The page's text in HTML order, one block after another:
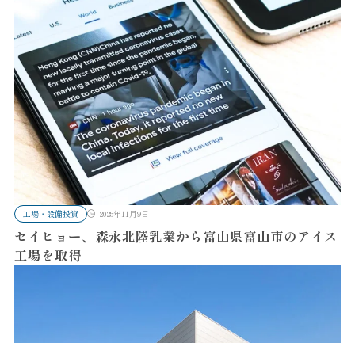
工場・設備投資 2025年11月9日
セイヒョー、森永北陸乳業から富山県富山市のアイス
工場を取得